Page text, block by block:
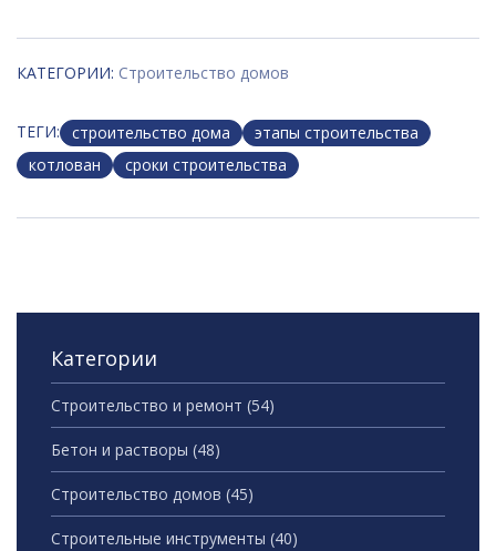
КАТЕГОРИИ: Строительство домов
ТЕГИ: строительство дома
этапы строительства
котлован
сроки строительства
Категории
Строительство и ремонт (54)
Бетон и растворы (48)
Строительство домов (45)
Строительные инструменты (40)